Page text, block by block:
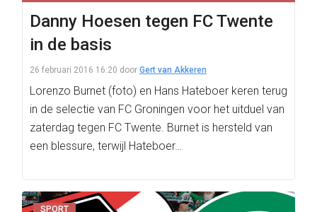
Danny Hoesen tegen FC Twente
in de basis
26 februari 2016 16:20 door Gert van Akkeren
Lorenzo Burnet (foto) en Hans Hateboer keren terug
in de selectie van FC Groningen voor het uitduel van
zaterdag tegen FC Twente. Burnet is hersteld van
een blessure, terwijl Hateboer…
SPORT